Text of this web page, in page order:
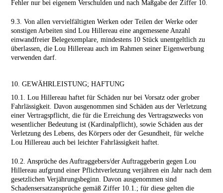
Fehler nur bei eigenem Verschulden und nach Maßgabe der Ziffer 10.
9.3. Von allen vervielfältigten Werken oder Teilen der Werke oder
sonstigen Arbeiten sind Lou Hillereau eine angemessene Anzahl
einwandfreier Belegexemplare, mindestens 10 Stück unentgeltlich zu
überlassen, die Lou Hillereau auch im Rahmen seiner Eigenwerbung
verwenden darf.
10. GEWÄHRLEISTUNG; HAFTUNG
10.1. Lou Hillereau haftet für Schäden nur bei Vorsatz oder grober
Fahrlässigkeit. Davon ausgenommen sind Schäden aus der Verletzung
einer Vertragspflicht, die für die Erreichung des Vertragszwecks von
wesentlicher Bedeutung ist (Kardinalpflicht), sowie Schäden aus der
Verletzung des Lebens, des Körpers oder der Gesundheit, für welche
Lou Hillereau auch bei leichter Fahrlässigkeit haftet.
10.2. Ansprüche des Auftraggebers/der Auftraggeberin gegen Lou
Hillereau aufgrund einer Pflichtverletzung verjähren ein Jahr nach dem
gesetzlichen Verjährungsbeginn. Davon ausgenommen sind
Schadensersatzansprüche gemäß Ziffer 10.1.; für diese gelten die